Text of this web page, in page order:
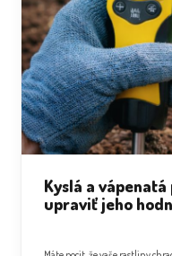
Kyslá a
upraviť jeho